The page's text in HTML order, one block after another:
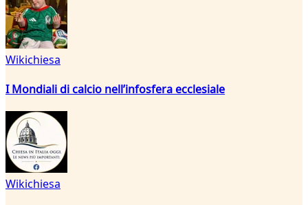
Wikichiesa
I Mondiali di calcio nell’infosfera ecclesiale
Wikichiesa